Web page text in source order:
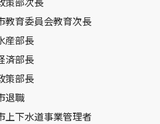
育委員会教育次長
産部長
済部長
策部長
退職
下水道事業管理者